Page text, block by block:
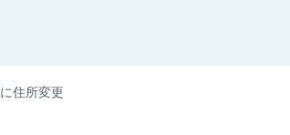
に住所変更